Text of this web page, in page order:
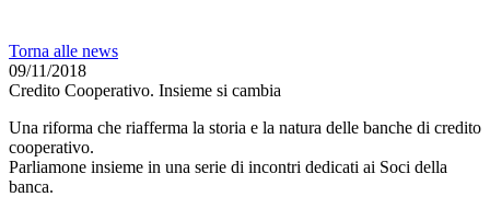
Torna alle news
09/11/2018
Credito Cooperativo. Insieme si cambia
Una riforma che riafferma la storia e la natura delle banche di credito
cooperativo.
Parliamone insieme in una serie di incontri dedicati ai Soci della
banca.